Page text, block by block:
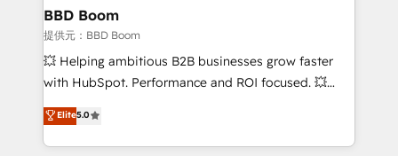
Custom APIs and third-party integrations 📈 End-to-
End Revenue Acceleration • Lifecycle marketing and
pipeline growth programs • Sales enablement tools
and CRM optimization • Retention strategies with
Execution • 750+ onboardings and 2,000+
implementations • Deep expertise across marketing,
BBD Boom
提供元：BBD Boom
💥 Helping ambitious B2B businesses grow faster
with HubSpot. Performance and ROI focused. 💥
BBD Boom is the HubSpot partner that can help you
to HubSpot Better. We work with your teams to
solve all your HubSpot challenges and improve user
Elite5.0